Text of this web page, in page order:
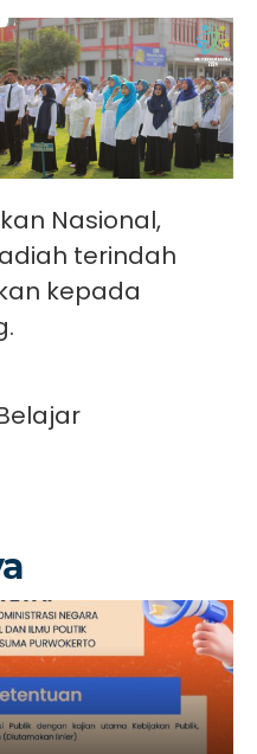
Nasional,
terindah
kepada